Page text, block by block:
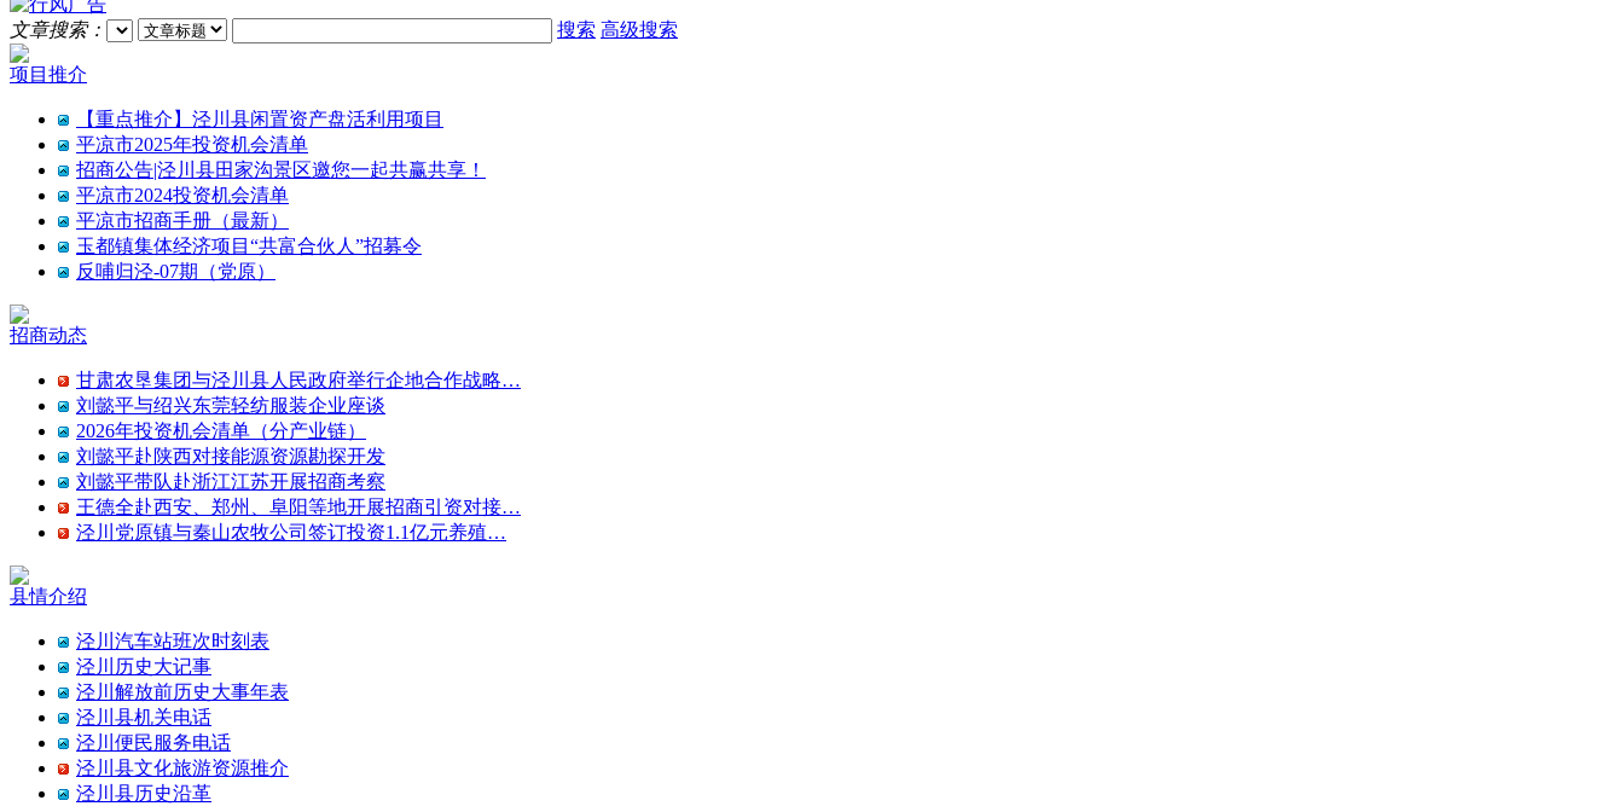
文章搜索： 搜索 高级搜索
项目推介
【重点推介】泾川县闲置资产盘活利用项目
平凉市2025年投资机会清单
招商公告|泾川县田家沟景区邀您一起共赢共享！
平凉市2024投资机会清单
平凉市招商手册（最新）
玉都镇集体经济项目“共富合伙人”招募令
反哺归泾-07期（党原）
招商动态
甘肃农垦集团与泾川县人民政府举行企地合作战略…
刘懿平与绍兴东莞轻纺服装企业座谈
2026年投资机会清单（分产业链）
刘懿平赴陕西对接能源资源勘探开发
刘懿平带队赴浙江江苏开展招商考察
王德全赴西安、郑州、阜阳等地开展招商引资对接…
泾川党原镇与秦山农牧公司签订投资1.1亿元养殖…
县情介绍
泾川汽车站班次时刻表
泾川历史大记事
泾川解放前历史大事年表
泾川县机关电话
泾川便民服务电话
泾川县文化旅游资源推介
泾川县历史沿革